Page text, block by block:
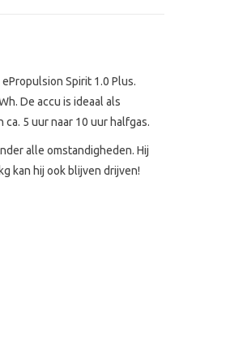
Spirit 1.0 Plus.
De accu is ideaal als
5 uur naar 10 uur halfgas.
alle omstandigheden. Hij
kan hij ook blijven drijven!